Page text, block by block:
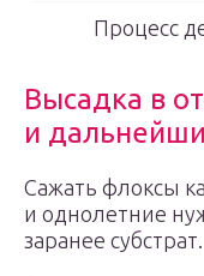
Процесс
Высадка в
и
Сажать флоксы
и однолетние
заранее субстрат.